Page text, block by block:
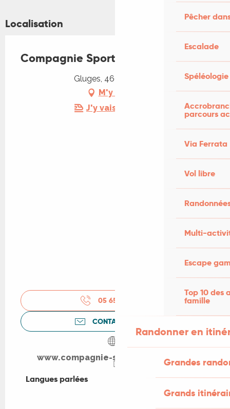
Pêcher
Escalade
Spéléologie
parcours
Via Ferrata
Vol libre
Multi-
Escape
Top 10 des
famille
Randonner en
Grandes
Grands
Localisation
Compagnie Sports Nature
Gluges, 46600 Martel
M'y rendre
J'y vais en train !
05 65 32 27
CONTACTEZ-NOUS
www.compagnie-sports-nature.com
Langues parlées
Langues parlées